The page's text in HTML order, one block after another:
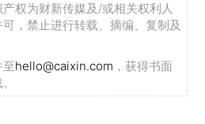
权为财新传媒及/或相关权利人
，禁止进行转载、摘编、复制及
hello@caixin.com ，获得书面